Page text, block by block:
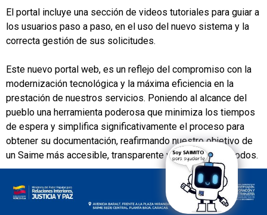
El portal incluye una sección de videos tutoriales para guiar a
los usuarios paso a paso, en el uso del nuevo sistema y la
correcta gestión de sus solicitudes.
Este nuevo portal web, es un reflejo del compromiso con la
modernización tecnológica y la máxima eficiencia en la
prestación de nuestros servicios. Poniendo al alcance del
pueblo una herramienta poderosa que minimiza los tiempos
de espera y simplifica significativamente el proceso para
obtener su documentación, reafirmando nuestro objetivo de
un Saime más accesible, transparente y al servicio de todos.